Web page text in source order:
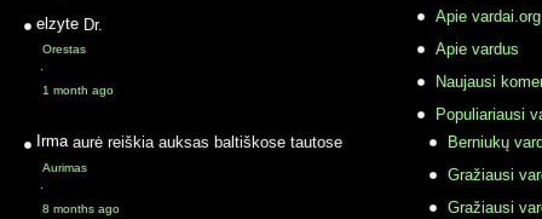
elzyte Dr.
Orestas
·
1 month ago
Irma aurė reiškia auksas baltiškose tautose
Aurimas
·
8 months ago
Apie vardai.org
Apie vardus
Naujausi
Populiariausi
Berniukų
Gražiausi
Gražiausi